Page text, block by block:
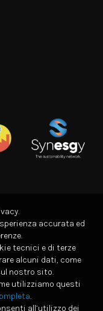
accurata ed
tecnici e di terze
alcuni dati, come
nostro sito.
utilizziamo questi
.
all’utilizzo dei